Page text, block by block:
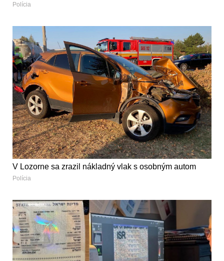
Polícia
V Lozorne sa zrazil nákladný vlak s osobným autom
Polícia